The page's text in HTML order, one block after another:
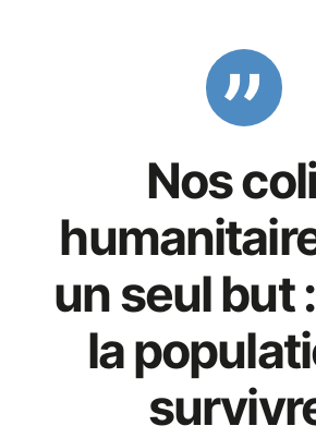
Nos
un seul but
la